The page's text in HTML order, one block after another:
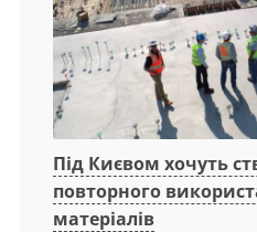
Під Києвом хочуть
повторного
матеріалів